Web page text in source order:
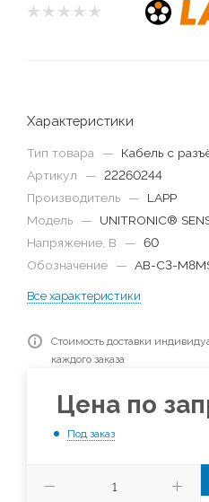
Характеристики
Тип товара —
Кабель с
Артикул
— 22260244
Производитель
—
LAPP
Модель
—
UNITRONIC®
Напряжение, В
— 60
Обозначение
— AB-C3-
Все характеристики
Стоимость доставки
каждого заказа
Цена по
Под заказ